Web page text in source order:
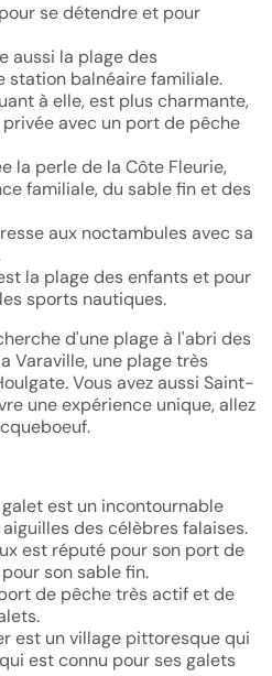
se détendre et pour
aussi la plage des
station balnéaire familiale.
à elle, est plus charmante,
avec un port de pêche
la perle de la Côte Fleurie,
familiale, du sable fin et des
aux noctambules avec sa
la plage des enfants et pour
sports nautiques.
d'une plage à l'abri des
Varaville, une plage très
Vous avez aussi Saint-
une expérience unique, allez
est un incontournable
des célèbres falaises.
est réputé pour son port de
son sable fin.
de pêche très actif et de
est un village pittoresque qui
est connu pour ses galets